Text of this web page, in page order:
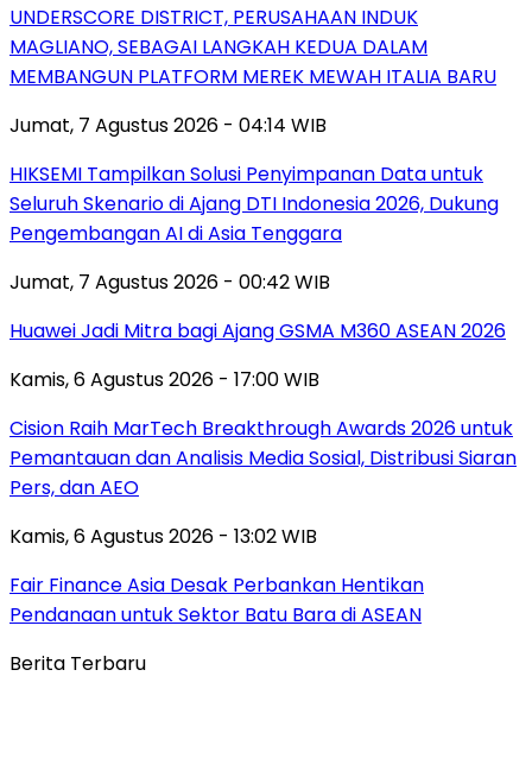
UNDERSCORE DISTRICT, PERUSAHAAN INDUK
MAGLIANO, SEBAGAI LANGKAH KEDUA DALAM
MEMBANGUN PLATFORM MEREK MEWAH ITALIA BARU
Jumat, 7 Agustus 2026 - 04:14 WIB
HIKSEMI Tampilkan Solusi Penyimpanan Data untuk
Seluruh Skenario di Ajang DTI Indonesia 2026, Dukung
Pengembangan AI di Asia Tenggara
Jumat, 7 Agustus 2026 - 00:42 WIB
Huawei Jadi Mitra bagi Ajang GSMA M360 ASEAN 2026
Kamis, 6 Agustus 2026 - 17:00 WIB
Cision Raih MarTech Breakthrough Awards 2026 untuk
Pemantauan dan Analisis Media Sosial, Distribusi Siaran
Pers, dan AEO
Kamis, 6 Agustus 2026 - 13:02 WIB
Fair Finance Asia Desak Perbankan Hentikan
Pendanaan untuk Sektor Batu Bara di ASEAN
Berita Terbaru